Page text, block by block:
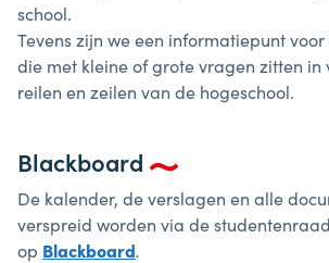
school.
Tevens zijn we een informatiepunt
die met kleine of grote vragen zitten in
reilen en zeilen van de hogeschool.
Blackboard
De kalender, de verslagen en alle
verspreid worden via de
op Blackboard.